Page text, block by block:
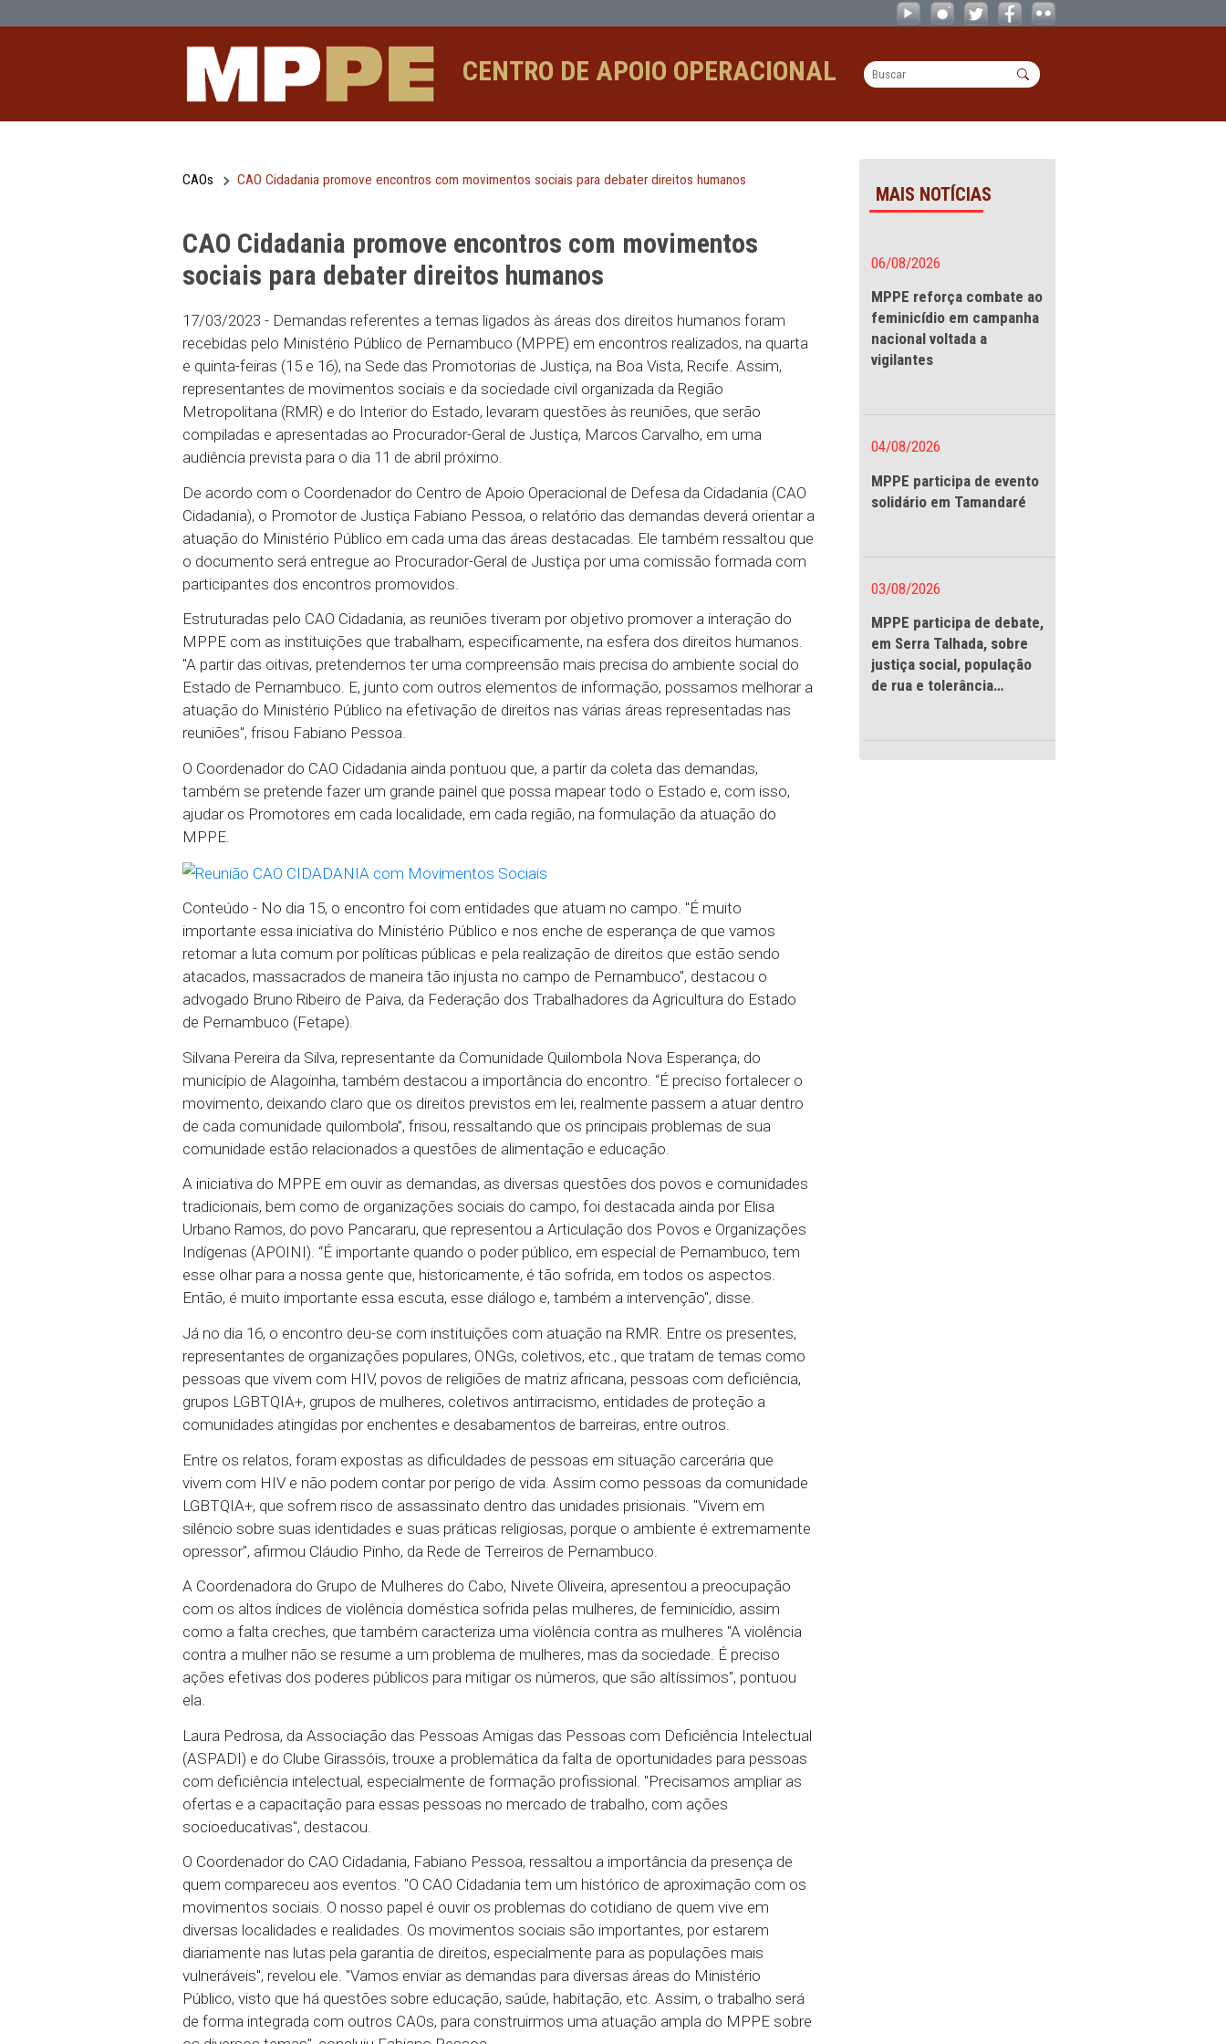
CAO Cidadania promove encontros com movimentos sociais para debater direitos humanos - CAOs
CENTRO DE APOIO OPERACIONAL
CAO Cidadania promove encontros com movimentos sociais para debater direitos humanos
CAO Cidadania promove encontros com movimentos
sociais para debater direitos humanos
17/03/2023 - Demandas referentes a temas ligados às áreas dos direitos humanos foram
recebidas pelo Ministério Público de Pernambuco (MPPE) em encontros realizados, na quarta
e quinta-feiras (15 e 16), na Sede das Promotorias de Justiça, na Boa Vista, Recife. Assim,
representantes de movimentos sociais e da sociedade civil organizada da Região
Metropolitana (RMR) e do Interior do Estado, levaram questões às reuniões, que serão
compiladas e apresentadas ao Procurador-Geral de Justiça, Marcos Carvalho, em uma
audiência prevista para o dia 11 de abril próximo.
De acordo com o Coordenador do Centro de Apoio Operacional de Defesa da Cidadania (CAO
atuação do Ministério Público em cada uma das áreas destacadas. Ele também ressaltou que
o documento será entregue ao Procurador-Geral de Justiça por uma comissão formada com
participantes dos encontros promovidos.
Estruturadas pelo CAO Cidadania, as reuniões tiveram por objetivo promover a interação do
MPPE com as instituições que trabalham, especificamente, na esfera dos direitos humanos.
"A partir das oitivas, pretendemos ter uma compreensão mais precisa do ambiente social do
Estado de Pernambuco. E, junto com outros elementos de informação, possamos melhorar a
atuação do Ministério Público na efetivação de direitos nas várias áreas representadas nas
reuniões", frisou Fabiano Pessoa.
O Coordenador do CAO Cidadania ainda pontuou que, a partir da coleta das demandas,
também se pretende fazer um grande painel que possa mapear todo o Estado e, com isso,
ajudar os Promotores em cada localidade, em cada região, na formulação da atuação do
MPPE.
Conteúdo - No dia 15, o encontro foi com entidades que atuam no campo. "É muito
importante essa iniciativa do Ministério Público e nos enche de esperança de que vamos
retomar a luta comum por políticas públicas e pela realização de direitos que estão sendo
atacados, massacrados de maneira tão injusta no campo de Pernambuco", destacou o
advogado Bruno Ribeiro de Paiva, da Federação dos Trabalhadores da Agricultura do Estado
de Pernambuco (Fetape).
Silvana Pereira da Silva, representante da Comunidade Quilombola Nova Esperança, do
município de Alagoinha, também destacou a importância do encontro. “É preciso fortalecer o
movimento, deixando claro que os direitos previstos em lei, realmente passem a atuar dentro
de cada comunidade quilombola”, frisou, ressaltando que os principais problemas de sua
comunidade estão relacionados a questões de alimentação e educação.
A iniciativa do MPPE em ouvir as demandas, as diversas questões dos povos e comunidades
tradicionais, bem como de organizações sociais do campo, foi destacada ainda por Elisa
Indígenas (APOINI). “É importante quando o poder público, em especial de Pernambuco, tem
esse olhar para a nossa gente que, historicamente, é tão sofrida, em todos os aspectos.
Então, é muito importante essa escuta, esse diálogo e, também a intervenção", disse.
representantes de organizações populares, ONGs, coletivos, etc., que tratam de temas como
pessoas que vivem com HIV, povos de religiões de matriz africana, pessoas com deficiência,
grupos LGBTQIA+, grupos de mulheres, coletivos antirracismo, entidades de proteção a
comunidades atingidas por enchentes e desabamentos de barreiras, entre outros.
vivem com HIV e não podem contar por perigo de vida. Assim como pessoas da comunidade
LGBTQIA+, que sofrem risco de assassinato dentro das unidades prisionais. "Vivem em
silêncio sobre suas identidades e suas práticas religiosas, porque o ambiente é extremamente
opressor", afirmou Cláudio Pinho, da Rede de Terreiros de Pernambuco.
A Coordenadora do Grupo de Mulheres do Cabo, Nivete Oliveira, apresentou a preocupação
com os altos índices de violência doméstica sofrida pelas mulheres, de feminicídio, assim
como a falta creches, que também caracteriza uma violência contra as mulheres "A violência
contra a mulher não se resume a um problema de mulheres, mas da sociedade. É preciso
ações efetivas dos poderes públicos para mitigar os números, que são altíssimos", pontuou
ela.
06/08/2026
em Serra Talhada, sobre